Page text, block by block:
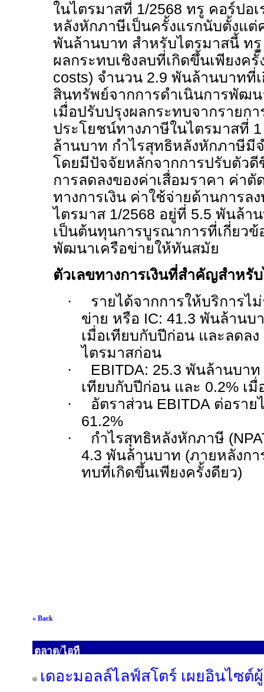
ในไตรมาสที่ 1/2568 ทรู คอร์ปอ
หลังหักภาษีเป็นครั้งแรกนับตั้งแ
พันล้านบาท สำหรับไตรมาสนี้ ท
ผลกระทบเชิงลบที่เกิดขึ้นเพียงครั้
costs) จำนวน 2.9 พันล้านบาทที่
สินทรัพย์จากการดำเนินการพัฒ
เมื่อปรับปรุงผลกระทบจากรายก
ประโยชน์ทางภาษีในไตรมาสที่
ล้านบาท กำไรสุทธิหลังหักภาษีมี
โดยมีปัจจัยหลักจากการปรับตัว
การลดลงของค่าเสื่อมราคา ค่า
ทางการเงิน ค่าใช้จ่ายด้านการล
ไตรมาส 1/2568 อยู่ที่ 5.5 พันล้าน
เป็นต้นทุนการบูรณาการที่เกี่ยวข้
พัฒนาเครือข่ายให้ทันสมัย
ตัวเลขทางการเงินที่สำคัญสำหรั
·
รายได้จากการให้บริการไ
ข่าย หรือ IC: 41.3 พันล้านบ
เมื่อเทียบกับปีก่อน และลดลง
ไตรมาสก่อน
·
EBITDA: 25.3 พันล้านบา
เทียบกับปีก่อน และ 0.2% เ
·
อัตราส่วน EBITDA ต่อราย
61.2%
·
กำไรสุทธิหลังหักภาษี (
4.3 พันล้านบาท (ภายหลังกา
ทบที่เกิดขึ้นเพียงครั้งดียว)
« Back
ตลาด/ไอที
เดอะมอลล์ไลฟ์สโตร์ เผยอินไซต์